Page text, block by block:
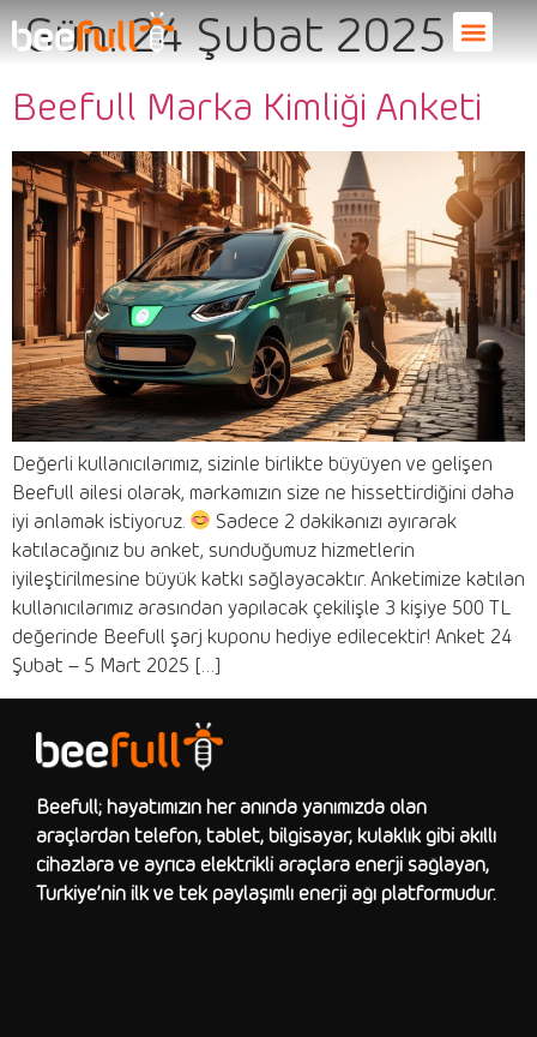
Gün:24 Şubat 2025
Beefull Marka Kimliği Anketi
Değerli kullanıcılarımız, sizinle birlikte büyüyen ve gelişen
Beefull ailesi olarak, markamızın size ne hissettirdiğini daha
iyi anlamak istiyoruz.
Sadece 2 dakikanızı ayırarak
katılacağınız bu anket, sunduğumuz hizmetlerin
iyileştirilmesine büyük katkı sağlayacaktır. Anketimize katılan
kullanıcılarımız arasından yapılacak çekilişle 3 kişiye 500 TL
değerinde Beefull şarj kuponu hediye edilecektir! Anket 24
Şubat – 5 Mart 2025 […]
Beefull; hayatımızın her anında yanımızda olan
araçlardan telefon, tablet, bilgisayar, kulaklık gibi akıllı
cihazlara ve ayrıca elektrikli araçlara enerji sağlayan,
Türkiye’nin ilk ve tek paylaşımlı enerji ağı platformudur.